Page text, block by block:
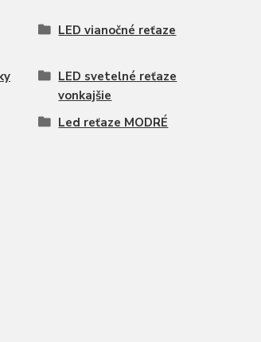
LED vianočné reťaze
LED svetelné reťaze
vonkajšie
Led reťaze MODRÉ